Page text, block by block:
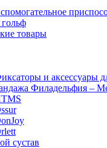
товары
и аксессуары
Филадельфия –
сустав